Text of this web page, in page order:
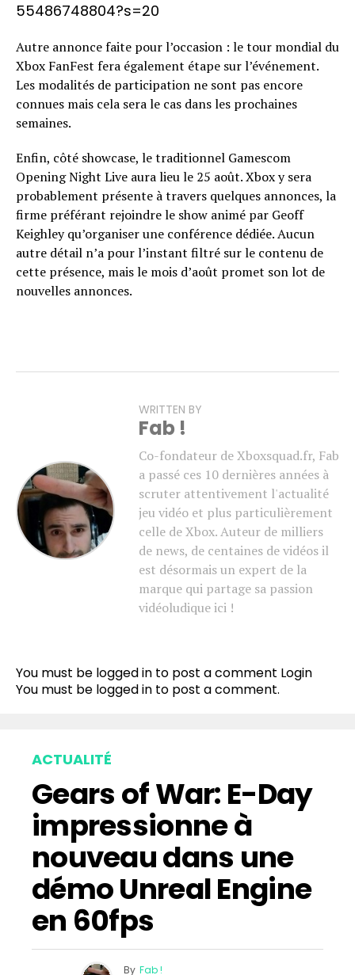
55486748804?s=20
Autre annonce faite pour l’occasion : le tour mondial du
Xbox FanFest fera également étape sur l’événement.
Les modalités de participation ne sont pas encore
connues mais cela sera le cas dans les prochaines
semaines.
Enfin, côté showcase, le traditionnel Gamescom
Opening Night Live aura lieu le 25 août. Xbox y sera
probablement présente à travers quelques annonces, la
firme préférant rejoindre le show animé par Geoff
Keighley qu’organiser une conférence dédiée. Aucun
autre détail n’a pour l’instant filtré sur le contenu de
cette présence, mais le mois d’août promet son lot de
nouvelles annonces.
WRITTEN BY
Fab !
Co-fondateur de Xboxsquad.fr, Fab
a passé ces 10 dernières années à
scruter attentivement l'actualité
jeu vidéo et plus particulièrement
celle de Xbox. Auteur de milliers
de news, de centaines de vidéos il
est désormais un expert de la
marque qui partage sa passion
vidéoludique ici !
You must be logged in to post a comment Login
You must be logged in to post a comment.
ACTUALITÉ
Gears of War: E-Day
impressionne à
nouveau dans une
démo Unreal Engine
en 60fps
By Fab !